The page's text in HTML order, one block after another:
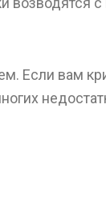
Если вам